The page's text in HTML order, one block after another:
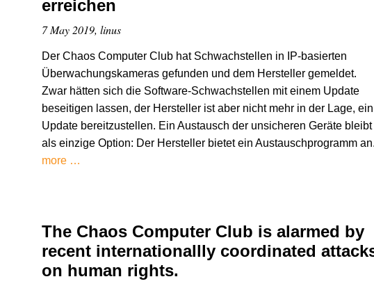
erreichen
7 May 2019, linus
Der Chaos Computer Club hat Schwachstellen in IP-basierten
Überwachungskameras gefunden und dem Hersteller gemeldet.
Zwar hätten sich die Software-Schwachstellen mit einem Update
beseitigen lassen, der Hersteller ist aber nicht mehr in der Lage, ein
Update bereitzustellen. Ein Austausch der unsicheren Geräte bleibt
als einzige Option: Der Hersteller bietet ein Austauschprogramm
more …
The Chaos Computer Club is alarmed by
recent internationallly coordinated
on human rights.